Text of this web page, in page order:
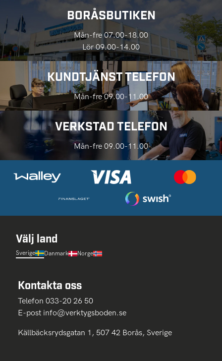
BORÅSBUTIKEN
Mån-fre 07.00-18.00
Lör 09.00-14.00
KUNDTJÄNST TELEFON
Mån-fre 09.00-11.00
VERKSTAD TELEFON
Mån-fre 09.00-11.00
Välj land
Sverige Danmark Norge
Kontakta oss
Telefon 033-20 26 50
E-post info@verktygsboden.se
Källbäcksrydsgatan 1, 507 42 Borås, Sverige